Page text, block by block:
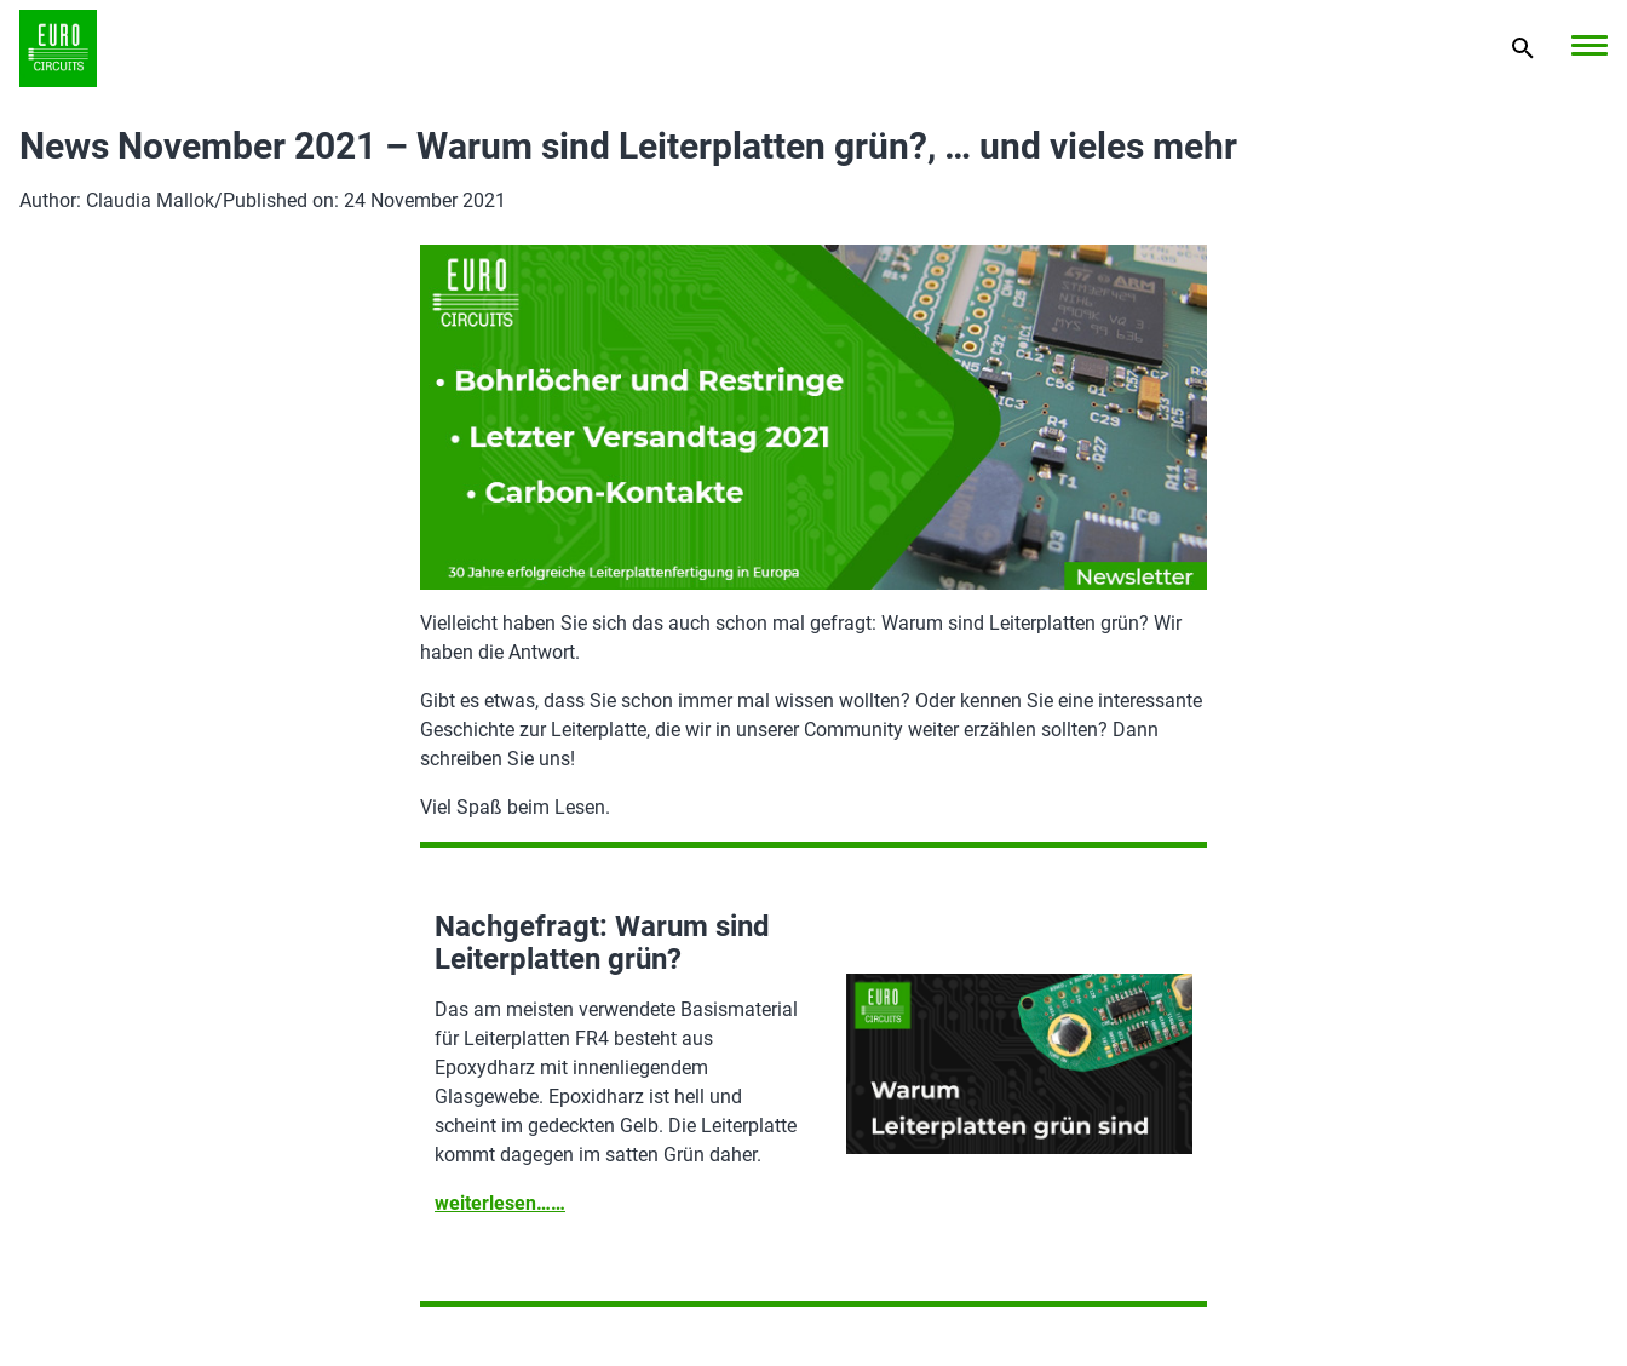
News November 2021 – Warum sind Leiterplatten grün?, … und vieles mehr
Author: Claudia Mallok/Published on: 24 November 2021
Vielleicht haben Sie sich das auch schon mal gefragt: Warum sind Leiterplatten grün? Wir
haben die Antwort.
Gibt es etwas, dass Sie schon immer mal wissen wollten? Oder kennen Sie eine interessante
Geschichte zur Leiterplatte, die wir in unserer Community weiter erzählen sollten? Dann
schreiben Sie uns!
Viel Spaß beim Lesen.
Nachgefragt: Warum sind
Leiterplatten grün?
Das am meisten verwendete Basismaterial
für Leiterplatten FR4 besteht aus
Epoxydharz mit innenliegendem
Glasgewebe. Epoxidharz ist hell und
scheint im gedeckten Gelb. Die Leiterplatte
kommt dagegen im satten Grün daher.
weiterlesen……